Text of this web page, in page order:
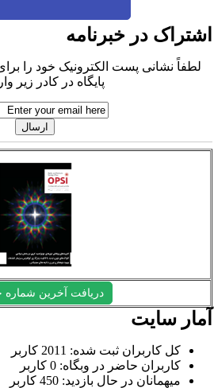
در خبرنامه
لطفاً نشانی پست الکترونیک خود را
پایگاه در کادر زیر
دریافت آخرین شماره
سایت
کل کاربران ثبت شده: 2011 کاربر
کاربران حاضر در وبگاه: 0 کاربر
میهمانان در حال بازدید: 450 کاربر